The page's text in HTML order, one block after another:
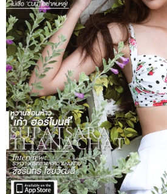
HOME
SERVICES
ลลนา
ดิฉัน
พลอย
แกม
เพชร
CLASSIC
PHOTO